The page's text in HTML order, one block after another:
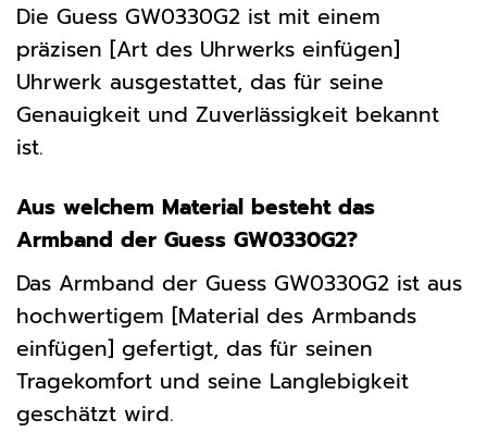
Die Guess GW0330G2 ist mit einem
präzisen [Art des Uhrwerks einfügen]
Uhrwerk ausgestattet, das für seine
Genauigkeit und Zuverlässigkeit bekannt
ist.
Aus welchem Material besteht das
Armband der Guess GW0330G2?
Das Armband der Guess GW0330G2 ist aus
hochwertigem [Material des Armbands
einfügen] gefertigt, das für seinen
Tragekomfort und seine Langlebigkeit
geschätzt wird.